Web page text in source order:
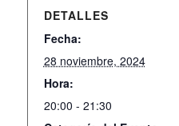
DETALLES
Fecha:
28 noviembre, 2024
Hora:
20:00 - 21:30